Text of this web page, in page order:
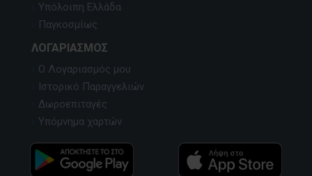
Υπόλοιπη Ελλάδα
Παγκοσμίως
ΛΟΓΑΡΙΑΣΜΌΣ
Ο Λογαριασμός μου
Ιστορικό Παραγγελιών
Δωροεπιταγές
Υπόμνημα χαρτών